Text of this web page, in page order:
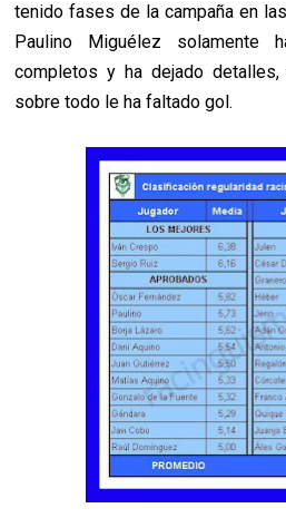
tenido fases de la campaña en
Paulino Miguélez solamente
completos y ha dejado
sobre todo le ha faltado gol.